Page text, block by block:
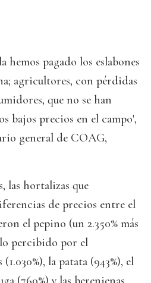
hemos pagado los eslabones
agricultores, con pérdidas
que no se han
bajos precios en el campo',
general de COAG,
las hortalizas que
de precios entre el
el pepino (un 2.350% más
percibido por el
la patata (943%), el